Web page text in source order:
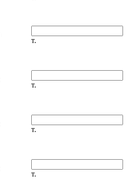
т.
т.
т.
т.